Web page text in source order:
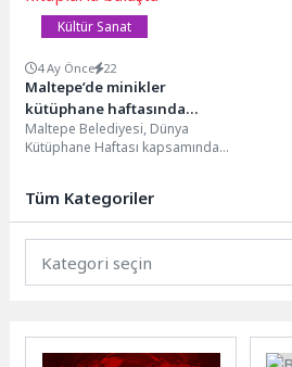
Kültür Sanat
4 Ay Önce 22
Maltepe’de minikler
kütüphane haftasında
kitaplarla buluştu
Maltepe Belediyesi, Dünya
Kütüphane Haftası kapsamında
Müzesi’nde...
Tüm Kategoriler